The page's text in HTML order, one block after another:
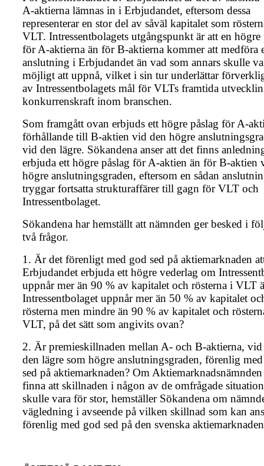
A-aktierna lämnas in i Erbjudandet, eftersom dessa
representerar en stor del av såväl kapitalet som
VLT. Intressentbolagets utgångspunkt är att en högre
för A-aktierna än för B-aktierna kommer att medföra
anslutning i Erbjudandet än vad som annars skulle
möjligt att uppnå, vilket i sin tur underlättar
av Intressentbolagets mål för VLTs framtida
konkurrenskraft inom branschen.
Som framgått ovan erbjuds ett högre påslag för A-
förhållande till B-aktien vid den högre
vid den lägre. Sökandena anser att det finns
erbjuda ett högre påslag för A-aktien än för B-aktien
högre anslutningsgraden, eftersom en sådan
tryggar fortsatta strukturaffärer till gagn för VLT och
Intressentbolaget.
Sökandena har hemställt att nämnden ger besked i
två frågor.
1. Är det förenligt med god sed på aktiemarknaden
Erbjudandet erbjuda ett högre vederlag om
uppnår mer än 90 % av kapitalet och rösterna i VLT
Intressentbolaget uppnår mer än 50 % av kapitalet
rösterna men mindre än 90 % av kapitalet och
VLT, på det sätt som angivits ovan?
2. Är premieskillnaden mellan A- och B-aktierna, vid
den lägre som högre anslutningsgraden, förenlig
sed på aktiemarknaden? Om
finna att skillnaden i någon av de omfrågade
skulle vara för stor, hemställer Sökandena om
vägledning i avseende på vilken skillnad som kan
förenlig med god sed på den svenska